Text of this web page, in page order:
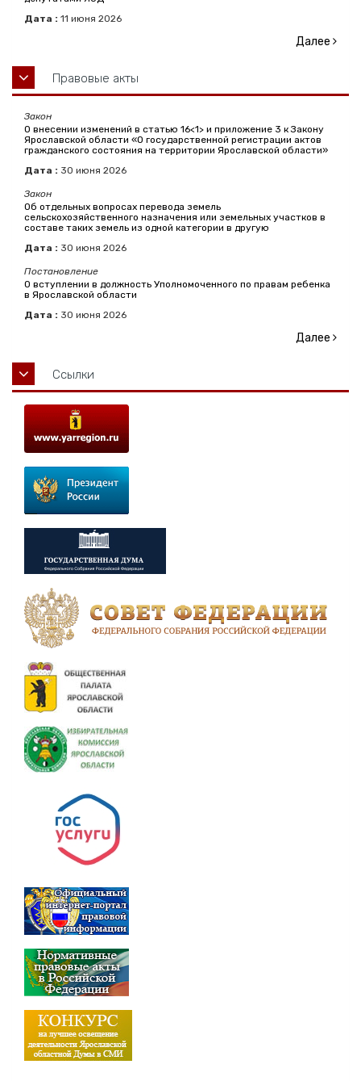
Дата : 11 июня 2026
Далее
Правовые акты
Закон
О внесении изменений в статью 16<1> и приложение 3 к Закону
Ярославской области «О государственной регистрации актов
гражданского состояния на территории Ярославской области»
Дата : 30 июня 2026
Закон
Об отдельных вопросах перевода земель
сельскохозяйственного назначения или земельных участков в
составе таких земель из одной категории в другую
Дата : 30 июня 2026
Постановление
О вступлении в должность Уполномоченного по правам ребенка
в Ярославской области
Дата : 30 июня 2026
Далее
Ссылки